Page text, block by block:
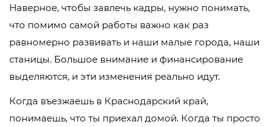
Наверное, чтобы завлечь кадры, нужно понимать,
что помимо самой работы важно как раз
равномерно развивать и наши малые города, наши
станицы. Большое внимание и финансирование
выделяются, и эти изменения реально идут.
Когда въезжаешь в Краснодарский край,
понимаешь, что ты приехал домой. Когда ты просто